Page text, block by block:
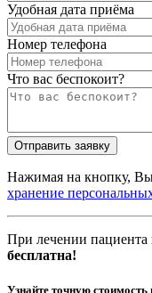
Удобная дата приёма
Номер телефона
Что вас беспокоит?
Нажимая на кнопку, Вы
хранение
При лечении
бесплатна!
Узнайте точную стоимость